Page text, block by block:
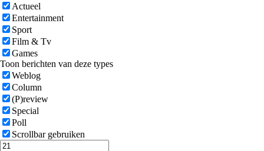
Actueel
Entertainment
Sport
Film & Tv
Games
Toon berichten van deze types
Weblog
Column
(P)review
Special
Poll
Scrollbar gebruiken